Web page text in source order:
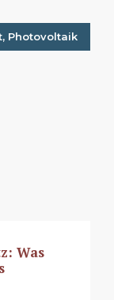
, Photovoltaik
Was